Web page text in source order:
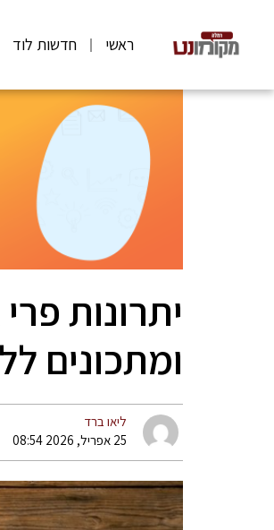
ראשי חדשות לוד
יתרונות
ומתכונים
ליאו ברד
25 אפריל, 2026 08:54